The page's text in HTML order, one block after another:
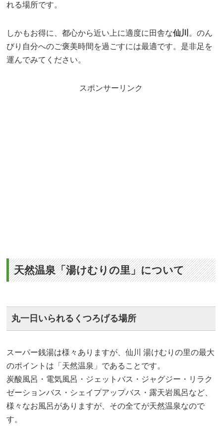
れる場所です。
しかもお得に、都心から近い上に適度に田舎な仙川 。のん
びり自分へのご褒美時間を過ごすには最適です。是非足を
運んでみてください。
スポンサーリンク
天然温泉「湯けむりの里」について
丸一日いられるくつろげる場所
スーパー銭湯は様々ありますが、仙川 湯けむりの里の最大
のポイントは「天然温泉」であることです。
炭酸風呂・電気風呂・ジェットバス・ジャグジー・リラク
ゼーションバス・シェイプアップバス・露天岩風呂など、
様々なお風呂がありますが、その全てが天然温泉なので
す。